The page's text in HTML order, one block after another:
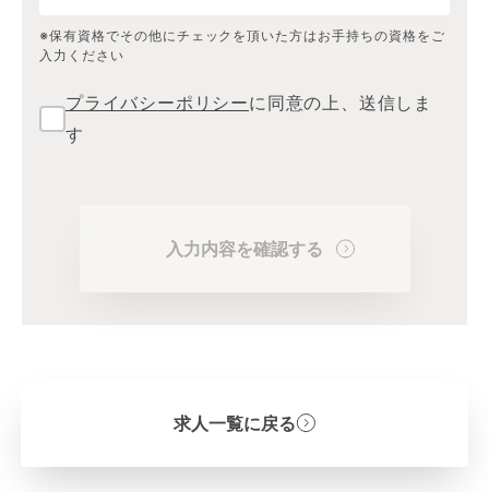
※保有資格でその他にチェックを頂いた方はお手持ちの資格をご
入力ください
プライバシーポリシーに同意の上、送信しま
す
入力内容を確認する
求人一覧に戻る